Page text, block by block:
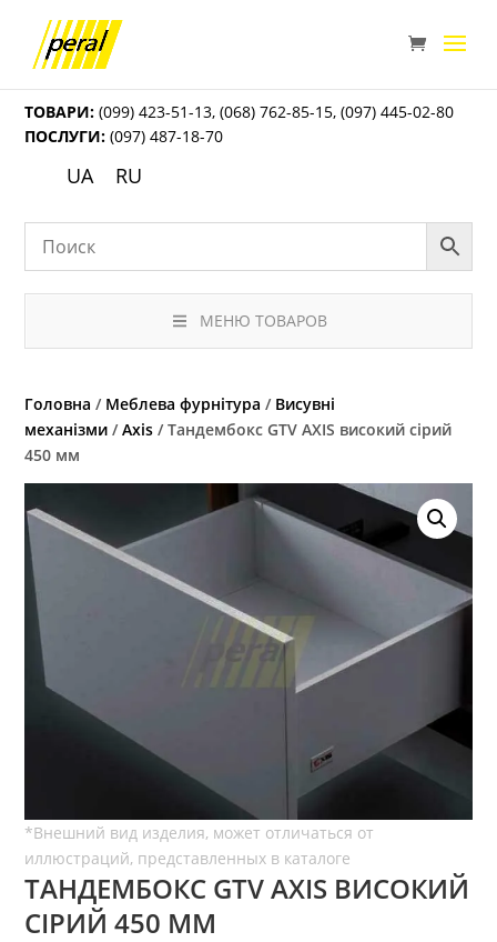
ТОВАРИ: (099) 423-51-13,(068) 762-85-15,(097) 445-02-80
ПОСЛУГИ: (097) 487-18-70
UA RU
МЕНЮ ТОВАРОВ
Головна / Меблева фурнітура / Висувні
механізми /Axis / Тандембокс GTV AXIS високий сірий
450 мм
ТАНДЕМБОКС GTV AXIS ВИСОКИЙ
СІРИЙ 450 ММ